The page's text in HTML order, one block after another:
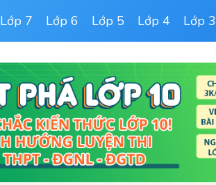
Lớp 7 Lớp 6 Lớp 5 Lớp 4 Lớp 3